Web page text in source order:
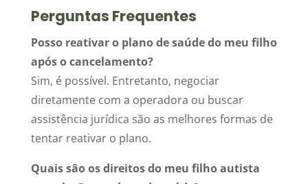
Perguntas Frequentes
Posso reativar o plano de saúde do meu filho
após o cancelamento?
Sim, é possível. Entretanto, negociar
diretamente com a operadora ou buscar
assistência jurídica são as melhores formas de
tentar reativar o plano.
Quais são os direitos do meu filho autista